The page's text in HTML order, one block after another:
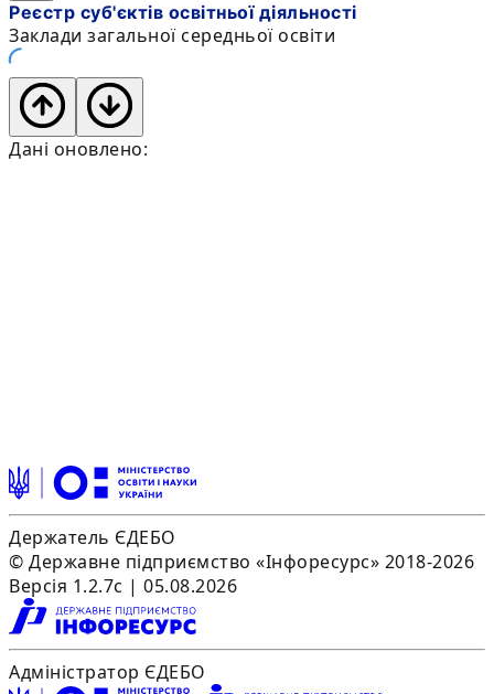
Реєстр суб'єктів освітньої діяльності
Заклади загальної середньої освіти
Дані оновлено:
Держатель ЄДЕБО
© Державне підприємство «Інфоресурс» 2018-2026
Версія 1.2.7c | 05.08.2026
Адміністратор ЄДЕБО